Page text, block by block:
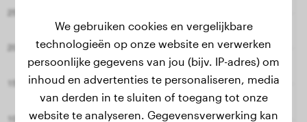
We gebruiken cookies en vergelijkbare
technologieën op onze website en verwerken
persoonlijke gegevens van jou (bijv. IP-adres) om
inhoud en advertenties te personaliseren, media
van derden in te sluiten of toegang tot onze
website te analyseren. Gegevensverwerking kan